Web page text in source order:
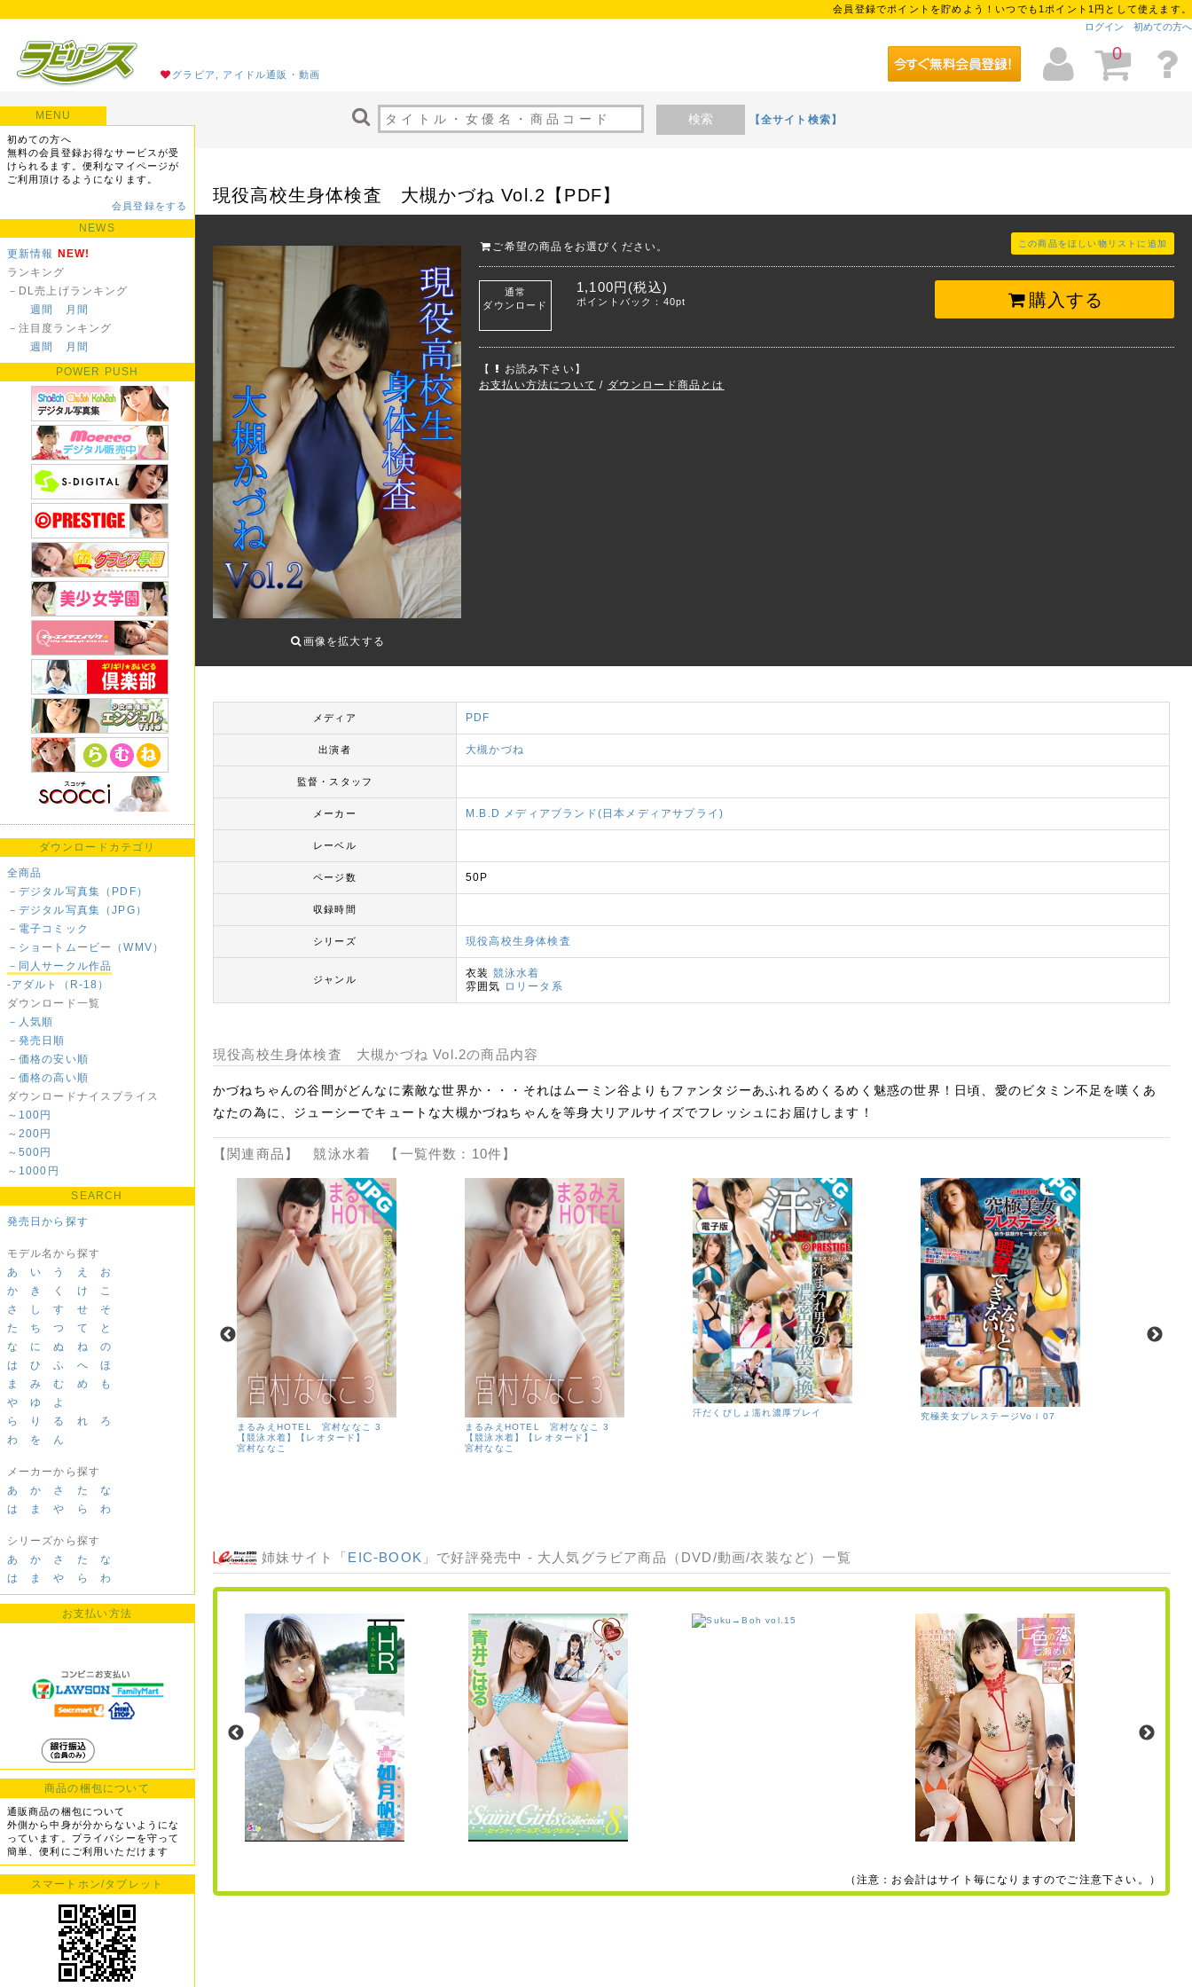
会員登録でポイントを貯めよう！いつでも1ポイント1円として使えます。
ログイン
初めての方へ
グラビア, アイドル通販・動画
0
検索 【全サイト検索】
MENU
初めての方へ
無料の会員登録お得なサービスが受
けられるます。便利なマイページが
ご利用頂けるようになります。
会員登録をする
NEWS
更新情報 NEW!
ランキング
－DL売上げランキング
週間
月間
－注目度ランキング
週間
月間
POWER PUSH
ダウンロードカテゴリ
全商品
－デジタル写真集（PDF）
－デジタル写真集（JPG）
－電子コミック
－ショートムービー（WMV）
－同人サークル作品
-アダルト（R-18）
ダウンロード一覧
－人気順
－発売日順
－価格の安い順
－価格の高い順
ダウンロードナイスプライス
～100円
～200円
～500円
～1000円
SEARCH
発売日から探す
モデル名から探す
あ
い う え
お
か
き く け
こ
さ
し す せ
そ
た
ち つ て
と
な
に ぬ ね
の
は
ひ ふ へ
ほ
ま
み む め
も
や
ゆ
よ
ら
り る れ
ろ
わ
を ん
メーカーから探す
あ
か さ た
な
は
ま や ら わ
シリーズから探す
あ
か さ た
な
は
ま や ら わ
お支払い方法
商品の梱包について
通販商品の梱包について
外側から中身が分からないようにな
っています。プライバシーを守って
簡単、便利にご利用いただけます
スマートホン/タブレット
現役高校生身体検査 大槻かづね Vol.2【PDF】
画像を拡大する
ご希望の商品をお選びください。 この商品をほしい物リストに追加
購入する
通常
ダウンロード
1,100円(税込)
ポイントバック：40pt
【
お読み下さい】
お支払い方法について / ダウンロード商品とは
メディア PDF
出演者 大槻かづね
監督・スタッフ
メーカー M.B.D メディアブランド(日本メディアサプライ)
レーベル
ページ数 50P
収録時間
シリーズ 現役高校生身体検査
ジャンル 衣装 競泳水着
雰囲気 ロリータ系
現役高校生身体検査 大槻かづね Vol.2の商品内容
かづねちゃんの谷間がどんなに素敵な世界か・・・それはムーミン谷よりもファンタジーあふれるめくるめく魅惑の世界！日頃、愛のビタミン不足を嘆くあ
なたの為に、ジューシーでキュートな大槻かづねちゃんを等身大リアルサイズでフレッシュにお届けします！
【関連商品】 競泳水着 【一覧件数：10件】
古河由衣 【競泳水着】【眼帯ビキ
ニ】大人女子のお尻とオッパイ グ
ラビア学園
まるみえHOTEL 宮村ななこ 3
【競泳水着】【レオタード】
宮村ななこ
まるみえHOTEL 宮村ななこ 3
【競泳水着】【レオタード】
宮村ななこ
汗だくびしょ濡れ濃厚プレイ
究極美女プレステージVoｌ07
姉妹サイト「EIC-BOOK 」で好評発売中 - 大人気グラビア商品（DVD/動画/衣装など）一覧
（注意：お会計はサイト毎になりますのでご注意下さい。）